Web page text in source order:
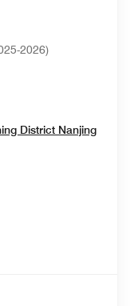
2026)
New Window
District Nanjing